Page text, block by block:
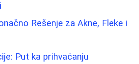
Rešenje za Akne, Fleke i
Put ka prihvaćanju